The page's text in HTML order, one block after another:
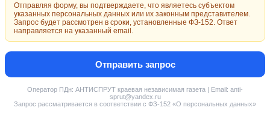
Отправляя форму, вы подтверждаете, что являетесь субъектом
указанных персональных данных или их законным представителем.
Запрос будет рассмотрен в сроки, установленные ФЗ-152. Ответ
направляется на указанный email.
Отправить запрос
Оператор ПДн: АНТИСПРУТ краевая независимая газета | Email: anti-
sprut@yandex.ru
Запрос рассматривается в соответствии с ФЗ-152 «О персональных данных»